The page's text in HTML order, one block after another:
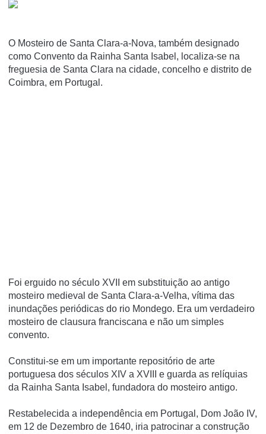
O Mosteiro de Santa Clara-a-Nova, também designado
como Convento da Rainha Santa Isabel, localiza-se na
freguesia de Santa Clara na cidade, concelho e distrito de
Coimbra, em Portugal.
Foi erguido no século XVII em substituição ao antigo
mosteiro medieval de Santa Clara-a-Velha, ví­tima das
inundações periódicas do rio Mondego. Era um verdadeiro
mosteiro de clausura franciscana e não um simples
convento.
Constitui-se em um importante repositório de arte
portuguesa dos séculos XIV a XVIII e guarda as relí­quias
da Rainha Santa Isabel, fundadora do mosteiro antigo.
Restabelecida a independência em Portugal, Dom João IV,
em 12 de Dezembro de 1640, iria patrocinar a construção